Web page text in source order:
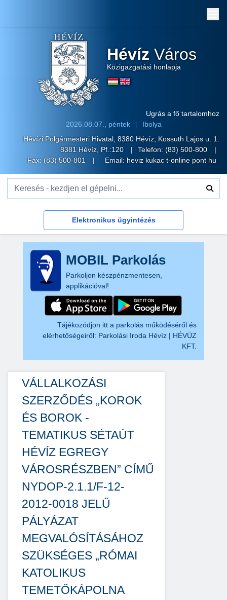
Hévíz Város
Közigazgatási honlapja
Ugrás a fő tartalomhoz
2026.08.07., péntek
Ibolya
Hévízi Polgármesteri Hivatal, 8380 Hévíz, Kossuth Lajos u. 1.
8381 Hévíz, Pf.:120
Telefon: (83) 500-800
Fax: (83) 500-801
Email: heviz kukac t-online pont hu
Elektronikus ügyintézés
MOBIL Parkolás
Parkoljon készpénzmentesen,
applikációval!
Tájékozódjon itt a parkolás működéséről és
elérhetőségeiről: Parkolási Iroda Hévíz | HÉVÜZ
KFT.
VÁLLALKOZÁSI
SZERZŐDÉS „KOROK
ÉS BOROK -
TEMATIKUS SÉTAÚT
HÉVÍZ EGREGY
VÁROSRÉSZBEN” CÍMŰ
NYDOP-2.1.1/F-12-
2012-0018 JELŰ
PÁLYÁZAT
MEGVALÓSÍTÁSÁHOZ
SZÜKSÉGES „RÓMAI
KATOLIKUS
TEMETŐKÁPOLNA